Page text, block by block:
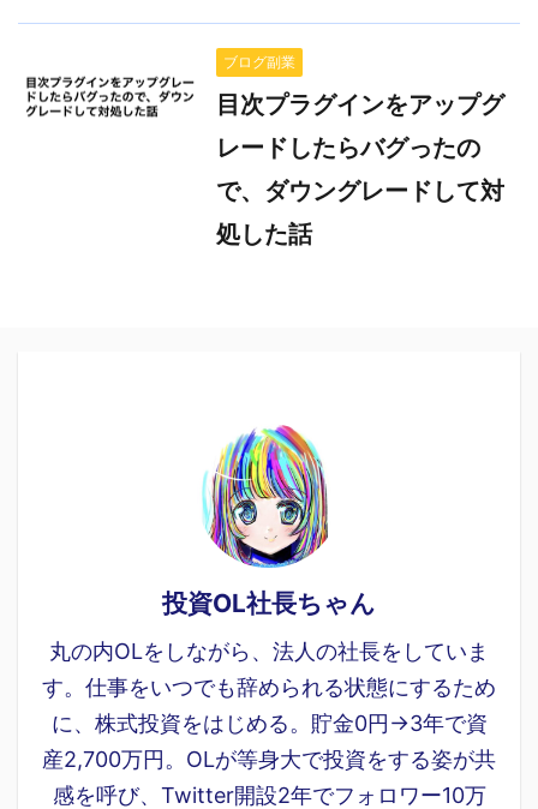
ブログ副業
目次プラグインをアップグ
レードしたらバグったの
で、ダウングレードして対
処した話
投資OL社長ちゃん
丸の内OLをしながら、法人の社長をしていま
す。仕事をいつでも辞められる状態にするため
に、株式投資をはじめる。貯金0円→3年で資
産2,700万円。OLが等身大で投資をする姿が共
感を呼び、Twitter開設2年でフォロワー10万